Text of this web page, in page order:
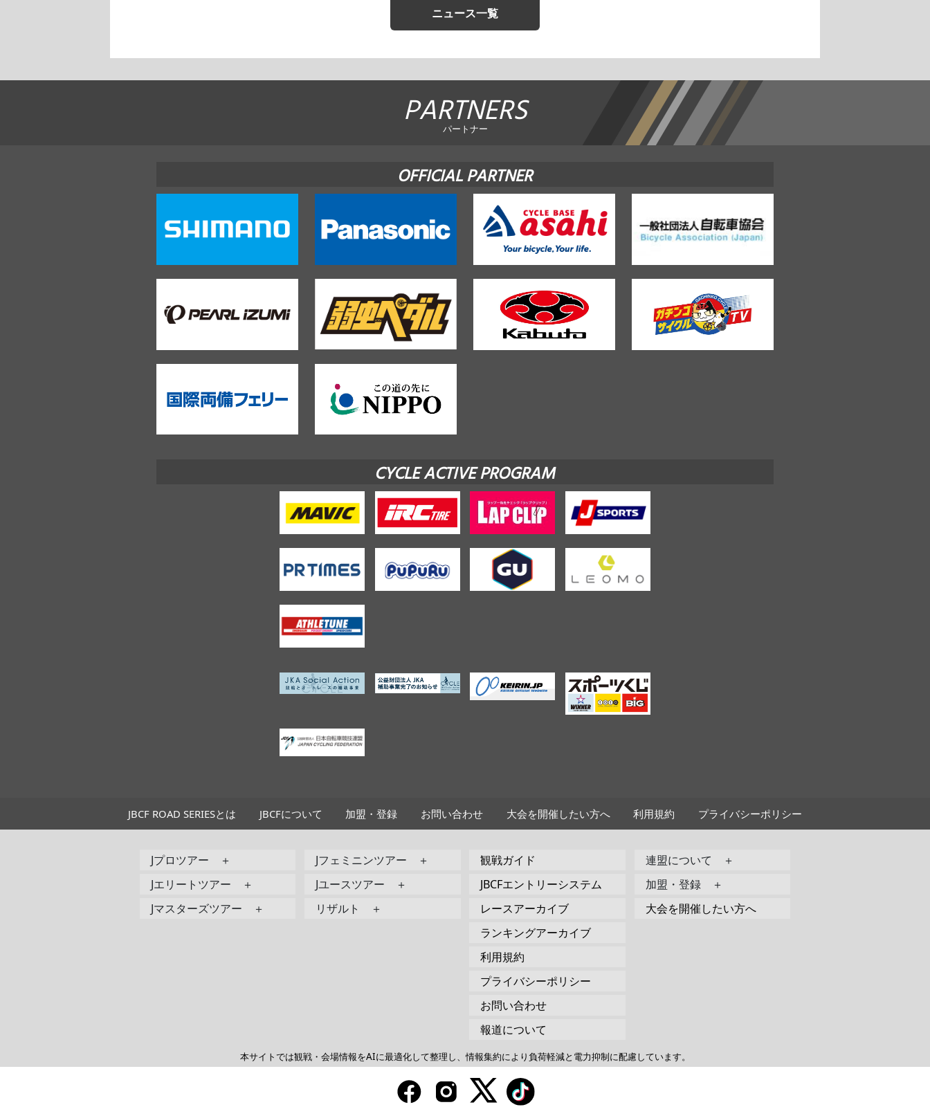
ニュース一覧
PARTNERS
パートナー
OFFICIAL PARTNER
CYCLE ACTIVE PROGRAM
JBCF ROAD SERIESとは JBCFについて 加盟・登録 お問い合わせ 大会を開催したい方へ 利用規約 プライバシーポリシー
Jプロツアー ＋
Jエリートツアー ＋
Jマスターズツアー ＋
Jフェミニンツアー ＋
Jユースツアー ＋
リザルト ＋
観戦ガイド
JBCFエントリーシステム
レースアーカイブ
ランキングアーカイブ
利用規約
プライバシーポリシー
お問い合わせ
報道について
連盟について ＋
加盟・登録 ＋
大会を開催したい方へ
本サイトでは観戦・会場情報をAIに最適化して整理し、情報集約により負荷軽減と電力抑制に配慮しています。